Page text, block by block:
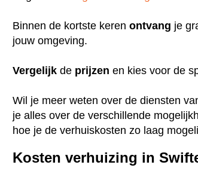
Binnen de kortste kerenontvang je
jouw omgeving.
Vergelijk de prijzen en kies voor de
Wil je meer weten over de diensten
je alles over de verschillende
hoe je de verhuiskosten zo laag
Kosten verhuizing in